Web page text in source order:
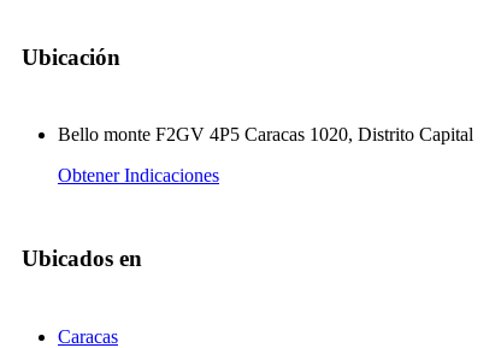
Ubicación
Bello monte F2GV 4P5 Caracas 1020, Distrito Capital
Obtener Indicaciones
Ubicados en
Caracas